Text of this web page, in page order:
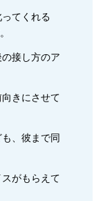
てくれる
接し方のア
きにさせて
、彼まで同
がもらえて